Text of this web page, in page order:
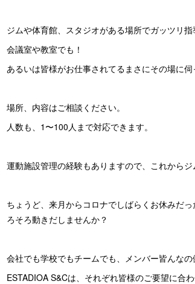
ジムや体育館、スタジオがある場所でガッツリ指
会議室や教室でも！
あるいは皆様がお仕事されてるまさにその場に
場所、内容はご相談ください。
人数も、1〜100人まで対応できます。
運動施設管理の経験もありますので、これから
ちょうど、来月からコロナでしばらくお休みだ
ろそろ動きだしませんか？
会社でも学校でもチームでも、メンバー皆んなの
ESTADIOA S&Cは、それぞれ皆様のご要望に合